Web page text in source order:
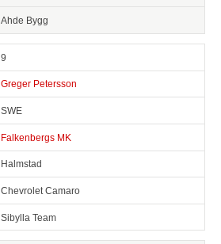
Ahde Bygg
9
Greger Petersson
SWE
Falkenbergs MK
Halmstad
Chevrolet Camaro
Sibylla Team